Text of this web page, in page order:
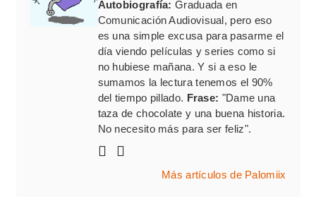
Autobiografía: Graduada en
Comunicación Audiovisual, pero eso
es una simple excusa para pasarme el
día viendo películas y series como si
no hubiese mañana. Y si a eso le
sumamos la lectura tenemos el 90%
del tiempo pillado. Frase: "Dame una
taza de chocolate y una buena historia.
No necesito más para ser feliz".
Más artículos de Palomiix